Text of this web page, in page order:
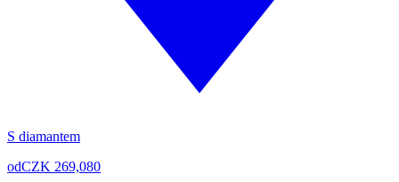
S diamantem
odCZK 269,080